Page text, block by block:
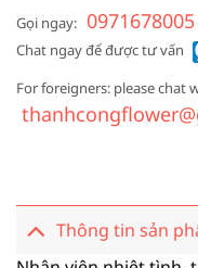
Gọi ngay: 0971678005
Chat ngay để được tư vấn
For foreigners: please chat
Thông tin sản